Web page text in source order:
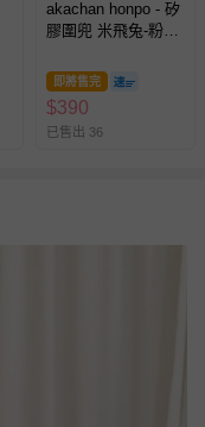
akachan honpo - 矽
膠圍兜 米飛兔-粉紅
即將售完
$390
已售出 36